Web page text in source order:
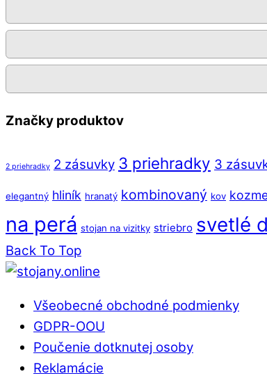
Značky produktov
2 priehradky 2 zásuvky 3 priehradky 3
elegantný hliník hranatý kombinovaný kov
na perá stojan na vizitky striebro svetlé
Back To Top
Všeobecné obchodné podmienky
GDPR-OOU
Poučenie dotknutej osoby
Reklamácie